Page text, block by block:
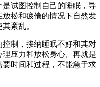
试图控制自己的睡眠，导
松和疲倦的情况下自然发
紊乱。
制，接纳睡眠不好和其对
压力和放松身心。再就是
时间和过程，不能急于求